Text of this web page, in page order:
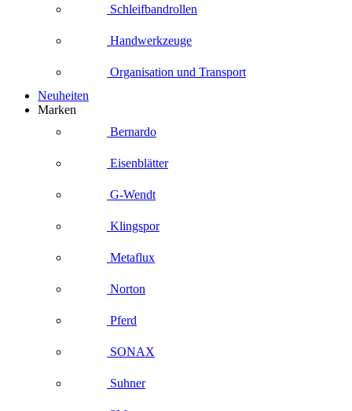
Schleifbandrollen
Handwerkzeuge
Organisation und Transport
Neuheiten
Marken
Bernardo
Eisenblätter
G-Wendt
Klingspor
Metaflux
Norton
Pferd
SONAX
Suhner